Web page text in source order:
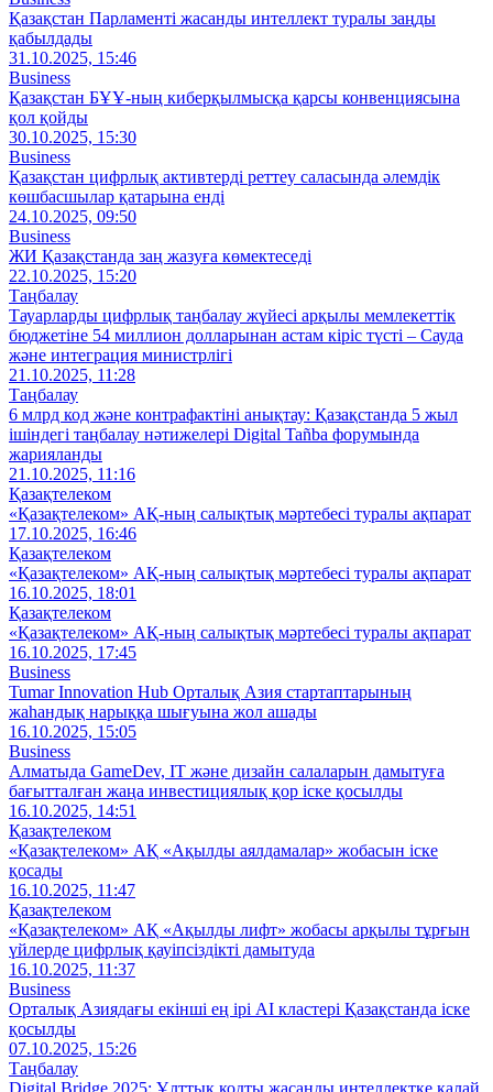
Қазақстан Парламенті жасанды интеллект туралы заңды
қабылдады
31.10.2025, 15:46
Business
Қазақстан БҰҰ-ның киберқылмысқа қарсы конвенциясына
қол қойды
30.10.2025, 15:30
Business
Қазақстан цифрлық активтерді реттеу саласында әлемдік
көшбасшылар қатарына енді
24.10.2025, 09:50
Business
ЖИ Қазақстанда заң жазуға көмектеседі
22.10.2025, 15:20
Таңбалау
Тауарларды цифрлық таңбалау жүйесі арқылы мемлекеттік
бюджетіне 54 миллион долларынан астам кіріс түсті – Сауда
және интеграция министрлігі
21.10.2025, 11:28
Таңбалау
6 млрд код және контрафактіні анықтау: Қазақстанда 5 жыл
ішіндегі таңбалау нәтижелері Digital Tañba форумында
жарияланды
21.10.2025, 11:16
Қазақтелеком
«Қазақтелеком» АҚ-ның салықтық мәртебесі туралы ақпарат
17.10.2025, 16:46
Қазақтелеком
«Қазақтелеком» АҚ-ның салықтық мәртебесі туралы ақпарат
16.10.2025, 18:01
Қазақтелеком
«Қазақтелеком» АҚ-ның салықтық мәртебесі туралы ақпарат
16.10.2025, 17:45
Business
Tumar Innovation Hub Орталық Азия стартаптарының
жаһандық нарыққа шығуына жол ашады
16.10.2025, 15:05
Business
Алматыда GameDev, IT және дизайн салаларын дамытуға
бағытталған жаңа инвестициялық қор іске қосылды
16.10.2025, 14:51
Қазақтелеком
«Қазақтелеком» АҚ «Ақылды аялдамалар» жобасын іске
қосады
16.10.2025, 11:47
Қазақтелеком
«Қазақтелеком» АҚ «Ақылды лифт» жобасы арқылы тұрғын
үйлерде цифрлық қауіпсіздікті дамытуда
16.10.2025, 11:37
Business
Орталық Азиядағы екінші ең ірі AI кластері Қазақстанда іске
қосылды
07.10.2025, 15:26
Таңбалау
Digital Bridge 2025: Ұлттық кодты жасанды интеллектке қалай